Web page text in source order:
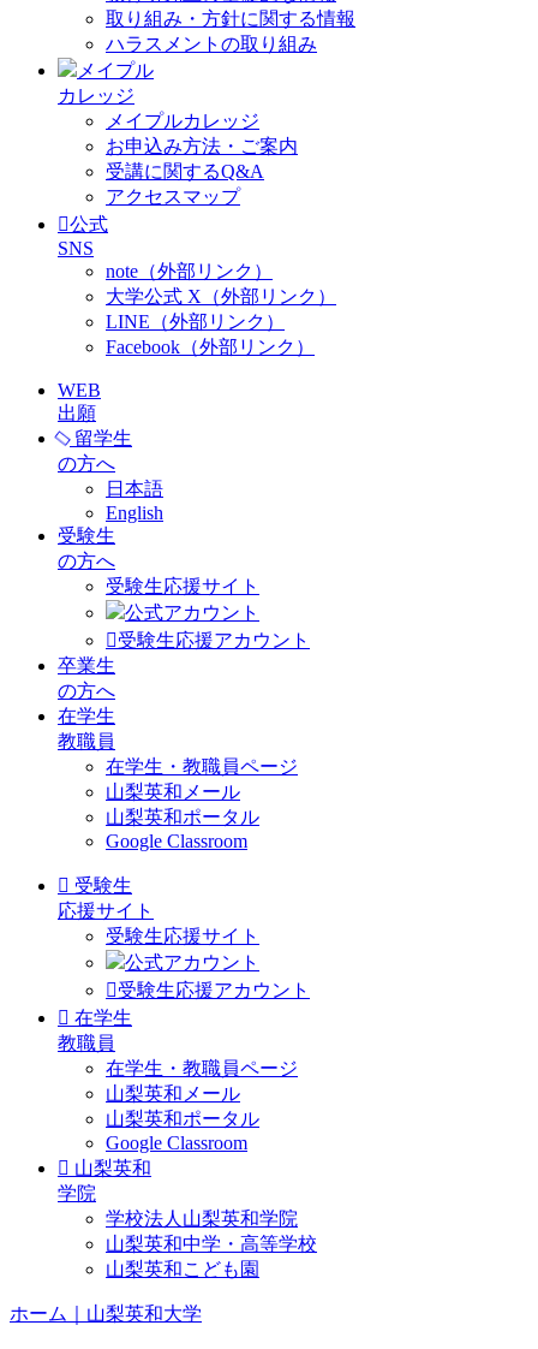
取り組み・方針に関する情報
ハラスメントの取り組み
メイプル
カレッジ
メイプルカレッジ
お申込み方法・ご案内
受講に関するQ&A
アクセスマップ
公式
SNS
note（外部リンク）
大学公式 X（外部リンク）
LINE（外部リンク）
Facebook（外部リンク）
WEB
出願
留学生
の方へ
日本語
English
受験生
の方へ
受験生応援サイト
公式アカウント
受験生応援アカウント
卒業生
の方へ
在学生
教職員
在学生・教職員ページ
山梨英和メール
山梨英和ポータル
Google Classroom
受験生
応援サイト
受験生応援サイト
公式アカウント
受験生応援アカウント
在学生
教職員
在学生・教職員ページ
山梨英和メール
山梨英和ポータル
Google Classroom
山梨英和
学院
学校法人山梨英和学院
山梨英和中学・高等学校
山梨英和こども園
ホーム｜山梨英和大学